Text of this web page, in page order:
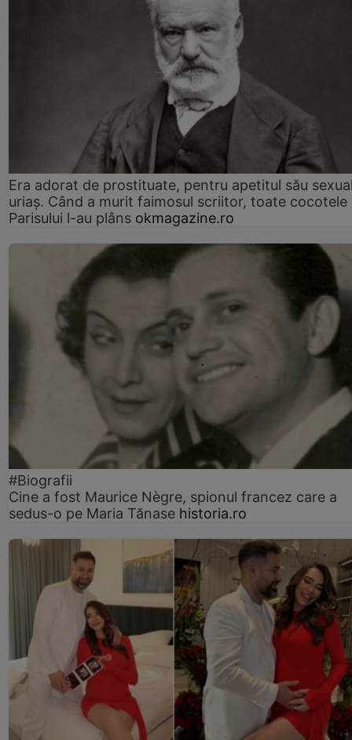
Era adorat de prostituate, pentru apetitul său
uriaș. Când a murit faimosul scriitor, toate cocotele
Parisului l-au plâns okmagazine.ro
#Biografii
Cine a fost Maurice Nègre, spionul francez care a
sedus-o pe Maria Tănase historia.ro